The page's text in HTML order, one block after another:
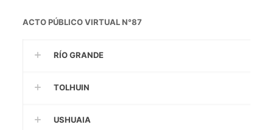
ACTO PÚBLICO VIRTUAL N°87
RÍO GRANDE
TOLHUIN
USHUAIA